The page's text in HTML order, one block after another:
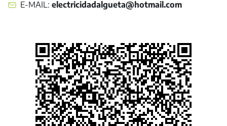
E-MAIL: electricidadalgueta@hotmail.com